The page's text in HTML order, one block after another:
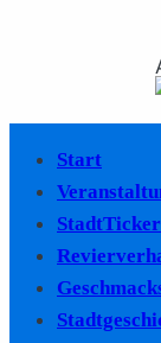
Start
StadtTicker